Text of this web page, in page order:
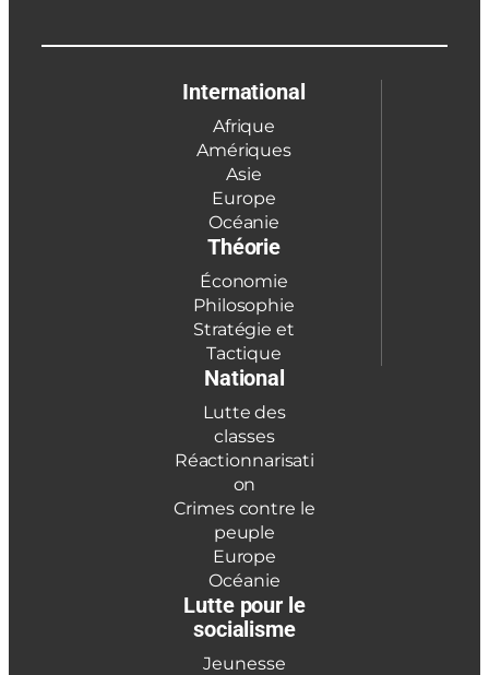
International
Afrique
Amériques
Asie
Europe
Océanie
Théorie
Économie
Philosophie
Stratégie et
Tactique
National
Lutte des
classes
Réactionnarisati
on
Crimes contre le
peuple
Europe
Océanie
Lutte pour le
socialisme
Jeunesse